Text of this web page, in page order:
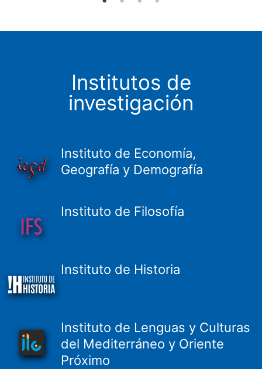
Institutos de
investigación
Instituto de Economía,
Geografía y Demografía
Instituto de Filosofía
Instituto de Historia
Instituto de Lenguas y Culturas
del Mediterráneo y Oriente
Próximo